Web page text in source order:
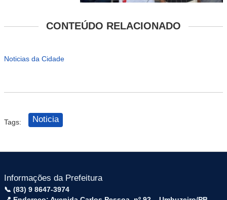
CONTEÚDO RELACIONADO
Noticias da Cidade
Tags: Noticia
Informações da Prefeitura
📞 (83) 9 8647-3974